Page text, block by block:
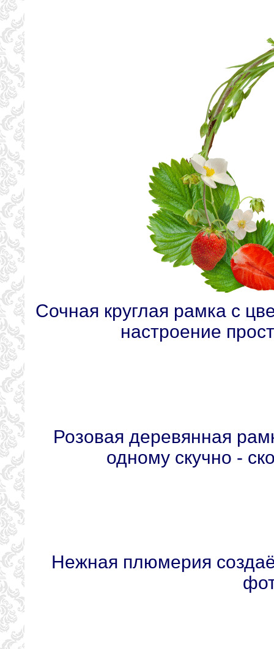
Сочная круглая рамка с
настроение
Розовая деревянная
одному скучно -
Нежная плюмерия